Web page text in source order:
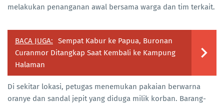
melakukan penanganan awal bersama warga dan tim terkait.
BACA JUGA:
Sempat Kabur ke Papua, Buronan
Curanmor Ditangkap Saat Kembali ke Kampung
Halaman
Di sekitar lokasi, petugas menemukan pakaian berwarna
oranye dan sandal jepit yang diduga milik korban. Barang-